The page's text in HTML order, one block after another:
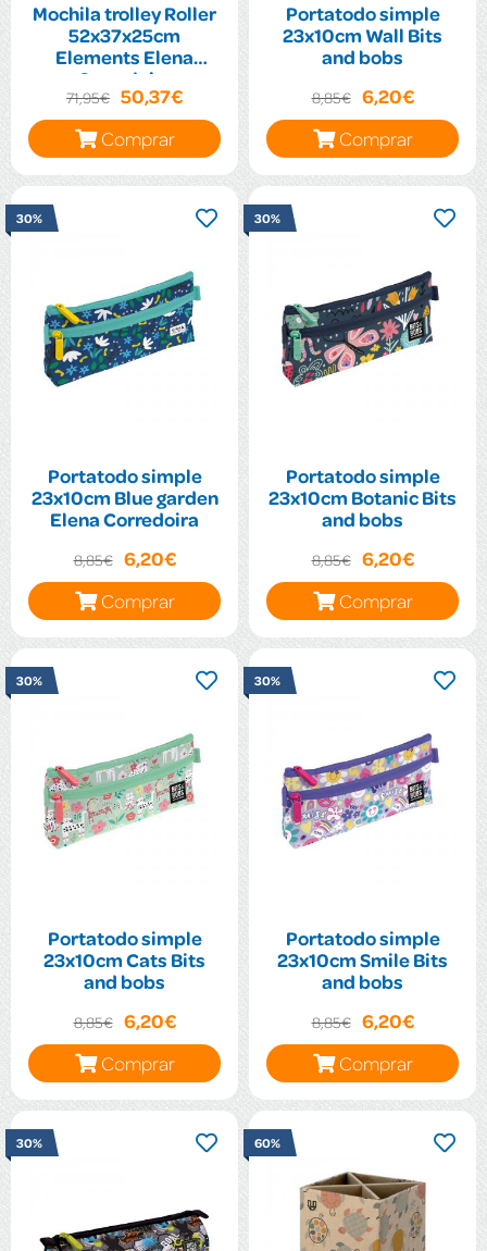
Mochila trolley Roller
52x37x25cm
Elements Elena
Corredoira
71,95€ 50,37€
Comprar
Portatodo simple
23x10cm Wall Bits
and bobs
8,85€
6,20€
Comprar
30%
Portatodo simple
23x10cm Blue garden
Elena Corredoira
8,85€
6,20€
Comprar
30%
Portatodo simple
23x10cm Botanic Bits
and bobs
8,85€
6,20€
Comprar
30%
Portatodo simple
23x10cm Cats Bits
and bobs
8,85€
6,20€
Comprar
30%
Portatodo simple
23x10cm Smile Bits
and bobs
8,85€
6,20€
Comprar
30% 60%